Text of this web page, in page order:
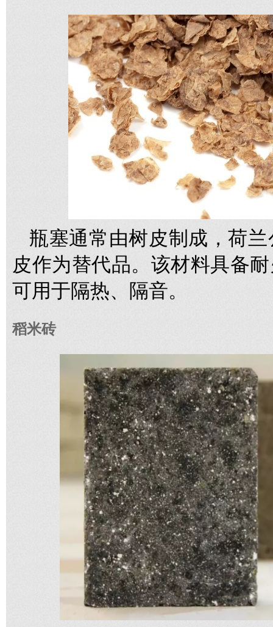
瓶塞通常由树皮制成，荷
皮作为替代品。该材料具备
可用于隔热、隔音。
稻米砖